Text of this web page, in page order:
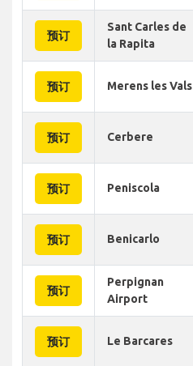
预订
Sant Carles de
la Rapita
预订 Merens les Vals
预订 Cerbere
预订 Peniscola
预订 Benicarlo
预订
Perpignan
Airport
预订 Le Barcares